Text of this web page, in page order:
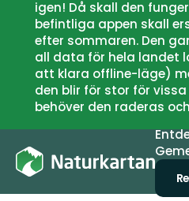
igen! Då skall den
befintliga appen skall
efter sommaren. Den
all data för hela landet
att klara offline-läge)
den blir för stor för
behöver den raderas